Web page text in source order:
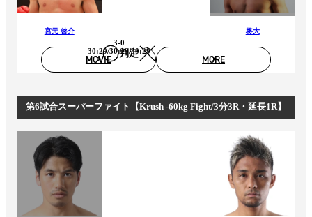
宮元 啓介
判定
3-0
30:29/30:29/30:29
将大
MOVIE MORE
第6試合スーパーファイト【Krush -60kg Fight/3分3R・延長1R】